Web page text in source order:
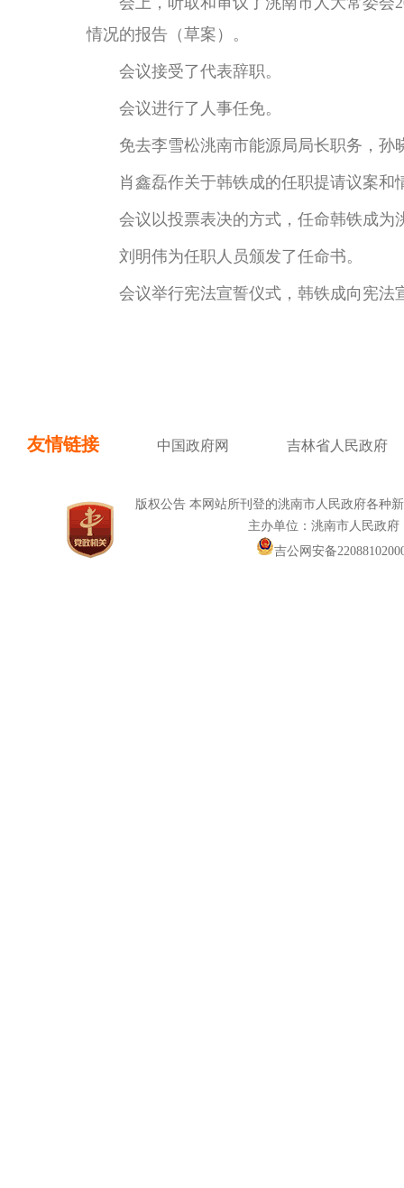
情况的报告（草案）。
会议接受了代表辞职。
会议进行了人事任免。
免去李雪松洮南市能源局局长职务，孙
肖鑫磊作关于韩铁成的任职提请议案和
会议以投票表决的方式，任命韩铁成为
刘明伟为任职人员颁发了任命书。
会议举行宪法宣誓仪式，韩铁成向宪法
友情链接 中国政府网 吉林省人民政府
版权公告 本网站所刊登的洮南市人民政府各种
主办单位：洮南市人民政
吉公网安备